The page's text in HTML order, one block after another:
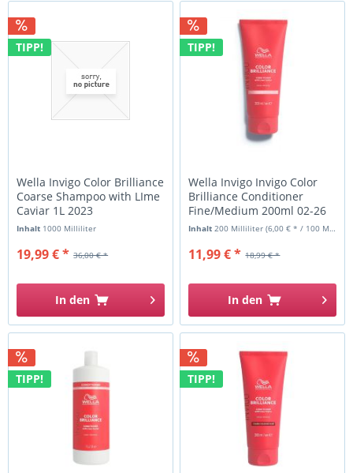
TIPP!
Wella Invigo Color Brilliance
Coarse Shampoo with LIme
Caviar 1L 2023
Inhalt 1000 Milliliter
36,00 € *
19,99 € *
In den
TIPP!
Wella Invigo Invigo Color
Brilliance Conditioner
Fine/Medium 200ml 02-26
Inhalt200 Milliliter(6,00 € * / 100 Milliliter)
18,99 € *
11,99 € *
In den
TIPP! TIPP!